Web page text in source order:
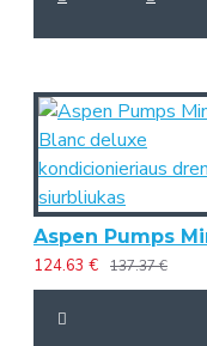
124.63 € 137.37 €